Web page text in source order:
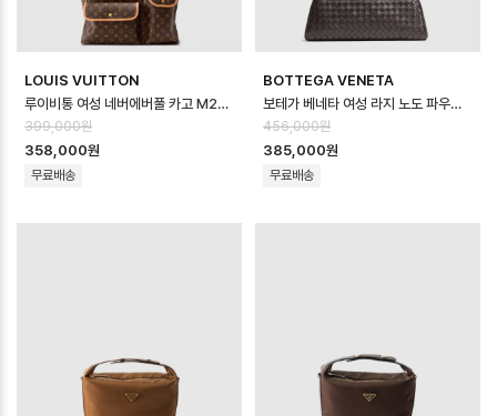
LOUIS VUITTON
루이비통 여성 네버에버풀 카고 M2A617 - Louis vuitton Womens Nev…
399,000원
358,000원
무료배송
BOTTEGA VENETA
보테가 베네타 여성 라지 노도 파우치 - Bottega veneta Womens Large…
456,000원
385,000원
무료배송